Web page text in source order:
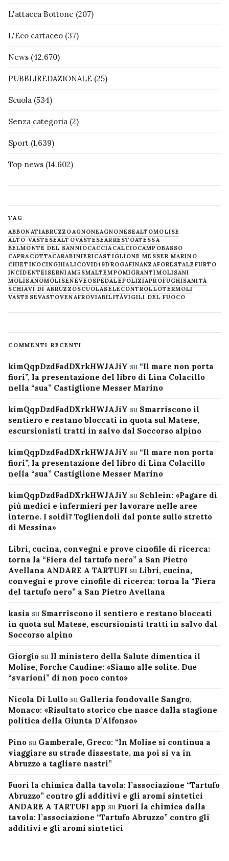
L'attacca Bottone (207)
L'Eco cartaceo (37)
News (42.670)
PUBBLIREDAZIONALE (25)
Scuola (534)
Senza categoria (2)
Sport (1.639)
Top news (14.602)
TAG
ABBONATIABRUZZOAGNONEAGNONESEALTOMOLISE
ALTO VASTESEALTOVASTESEARRESTOATESSA
BELMONTE DEL SANNIOCACCIACALCIOCAMPOBASSO
CAPRACOTTACARABINIERICASTIGLIONE MESSER MARINO
CHIETINOCINGHIALICOVID19DROGAFINANZAFORESTALE FURTO
INCIDENTEISERNIAM5SMALTEMPOMIGRANTIMOLISANI
MOLISANOMOLISENEVE OSPEDALEPOLIZIAPROFUGHISANITÀ
SCHIAVI DI ABRUZZOSCUOLASELECONTROLLOTERMOLI
VASTESEVASTOVENAFROVIABILITÀVIGILI DEL FUOCO
COMMENTI RECENTI
kimQqpDzdFadDXrkHWJAJiY su “Il mare non porta
fiori”, la presentazione del libro di Lina Colacillo
nella “sua” Castiglione Messer Marino
kimQqpDzdFadDXrkHWJAJiY su Smarriscono il
sentiero e restano bloccati in quota sul Matese,
escursionisti tratti in salvo dal Soccorso alpino
kimQqpDzdFadDXrkHWJAJiY su “Il mare non porta
fiori”, la presentazione del libro di Lina Colacillo
nella “sua” Castiglione Messer Marino
kimQqpDzdFadDXrkHWJAJiY su Schlein: «Pagare di
più medici e infermieri per lavorare nelle aree
interne. I soldi? Togliendoli dal ponte sullo stretto
di Messina»
Libri, cucina, convegni e prove cinofile di ricerca:
torna la “Fiera del tartufo nero” a San Pietro
Avellana ANDARE A TARTUFI su Libri, cucina,
convegni e prove cinofile di ricerca: torna la “Fiera
del tartufo nero” a San Pietro Avellana
kasia su Smarriscono il sentiero e restano bloccati
in quota sul Matese, escursionisti tratti in salvo dal
Soccorso alpino
Giorgio su Il ministero della Salute dimentica il
Molise, Forche Caudine: «Siamo alle solite. Due
“svarioni” di non poco conto»
Nicola Di Lullo su Galleria fondovalle Sangro,
Monaco: «Risultato storico che nasce dalla stagione
politica della Giunta D’Alfonso»
Pino su Gamberale, Greco: “In Molise si continua a
viaggiare su strade dissestate, ma poi si va in
Abruzzo a tagliare nastri”
Fuori la chimica dalla tavola: l’associazione “Tartufo
Abruzzo” contro gli additivi e gli aromi sintetici
ANDARE A TARTUFI app su Fuori la chimica dalla
tavola: l’associazione “Tartufo Abruzzo” contro gli
additivi e gli aromi sintetici